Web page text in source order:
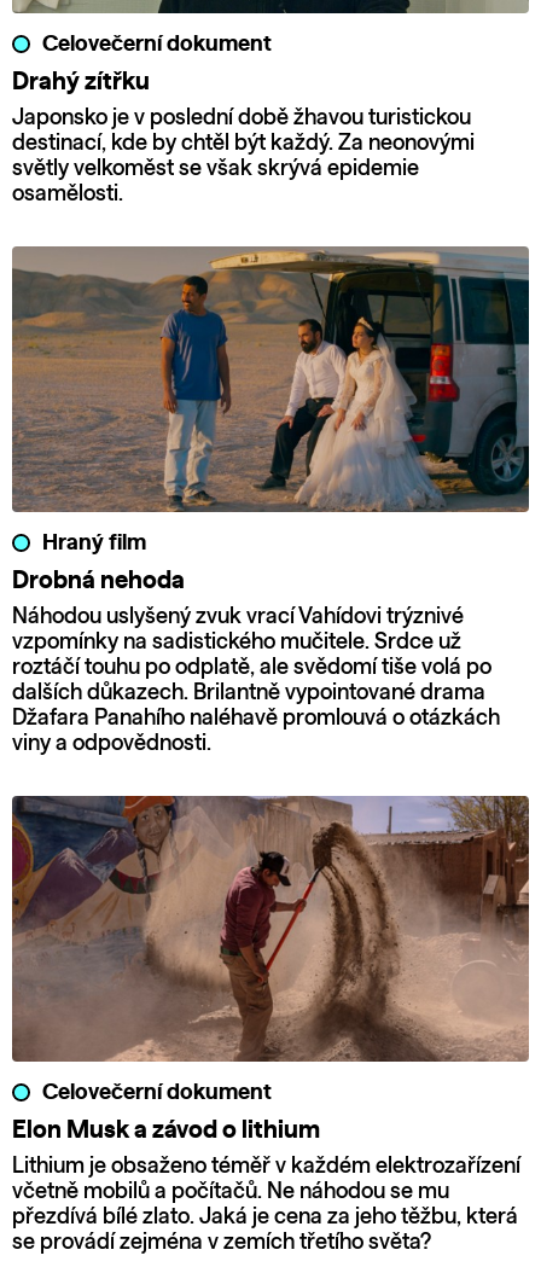
Celovečerní dokument
Drahý zítřku
Japonsko je v poslední době žhavou turistickou
destinací, kde by chtěl být každý. Za neonovými
světly velkoměst se však skrývá epidemie
osamělosti.
Hraný film
Drobná nehoda
Náhodou uslyšený zvuk vrací Vahídovi trýznivé
vzpomínky na sadistického mučitele. Srdce už
roztáčí touhu po odplatě, ale svědomí tiše volá po
dalších důkazech. Brilantně vypointované drama
Džafara Panahího naléhavě promlouvá o otázkách
viny a odpovědnosti.
Celovečerní dokument
Elon Musk a závod o lithium
Lithium je obsaženo téměř v každém elektrozařízení
včetně mobilů a počítačů. Ne náhodou se mu
přezdívá bílé zlato. Jaká je cena za jeho těžbu, která
se provádí zejména v zemích třetího světa?